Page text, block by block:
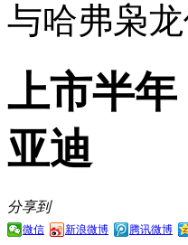
与哈弗枭
上市半
亚迪
分享到
微信 新浪微博 腾讯微博